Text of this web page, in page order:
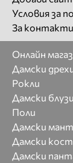
Условия за
За контакти
Онлайн
Дамски
Рокли
Дамски блузи
Поли
Дамски
Дамски
Дамски